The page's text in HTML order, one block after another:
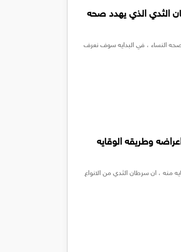
الثدي الذي يهدد صحه
النساء ، في البدايه سوف نعرف
وطريقه الوقايه
منه ، ان سرطان الثدي من الانواع